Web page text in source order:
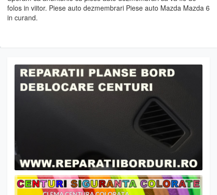
folos in viitor. Piese auto dezmembrari Piese auto Mazda Mazda 6
in curand.